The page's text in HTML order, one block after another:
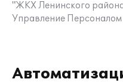
"ЖКХ Ленинского
Управление Персоналом